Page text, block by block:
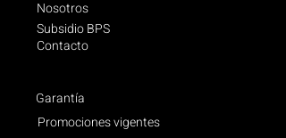
Nosotros
Subsidio BPS
Contacto
Garantía
Promociones vigentes